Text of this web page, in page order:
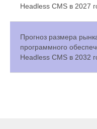
Headless CMS в 2027
Прогноз размера
программного
Headless CMS в 2032